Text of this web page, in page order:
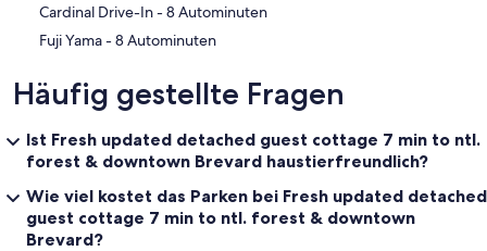
‪Cardinal Drive-In - ‬8 Autominuten
‪Fuji Yama - ‬8 Autominuten
Häufig gestellte Fragen
Ist Fresh updated detached guest cottage 7 min to ntl.
forest & downtown Brevard haustierfreundlich?
Wie viel kostet das Parken bei Fresh updated detached
guest cottage 7 min to ntl. forest & downtown
Brevard?